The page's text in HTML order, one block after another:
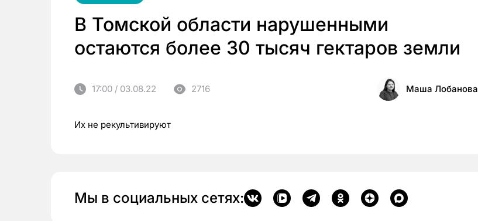
В Томской области нарушенными
остаются более 30 тысяч гектаров земли
17:00 / 03.08.22 2716 Маша Лобанова
Их не рекультивируют
Мы в социальных сетях: